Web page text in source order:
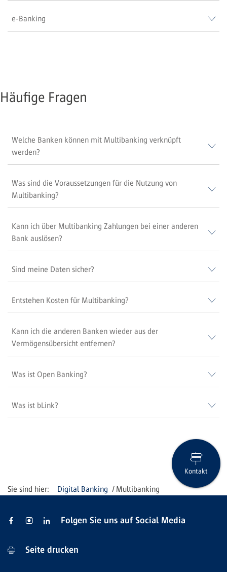
e-Banking
Häufige Fragen
Welche Banken können mit Multibanking verknüpft
werden?
Was sind die Voraussetzungen für die Nutzung von
Multibanking?
Kann ich über Multibanking Zahlungen bei einer anderen
Bank auslösen?
Sind meine Daten sicher?
Entstehen Kosten für Multibanking?
Kann ich die anderen Banken wieder aus der
Vermögensübersicht entfernen?
Was ist Open Banking?
Was ist bLink?
Digital Banking Multibanking
Kontakt
Folgen Sie uns auf Social Media
Seite drucken